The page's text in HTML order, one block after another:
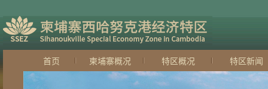
首页 柬埔寨概况 特区概况 特区新闻